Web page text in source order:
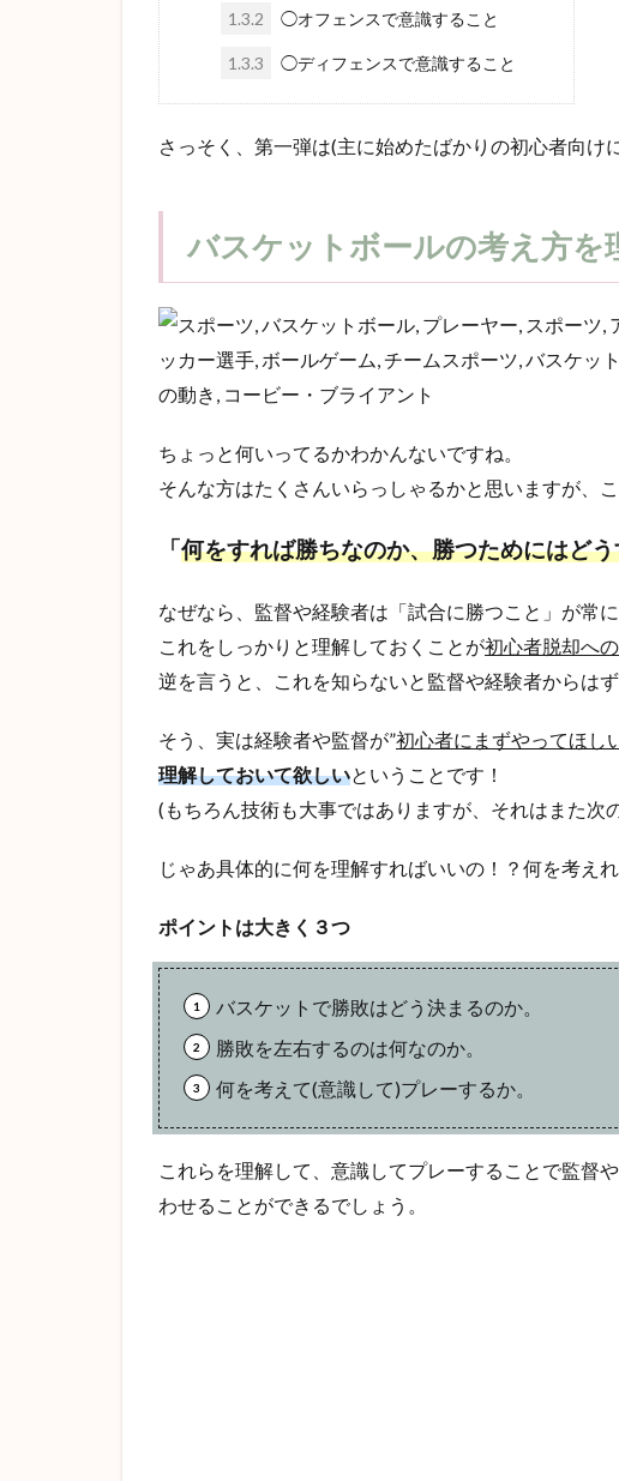
1.3.2 ◯オフェンスで意識すること
1.3.3 ◯ディフェンスで意識すること
さっそく、第一弾は(主に始めたばかりの初心者向け
バスケットボールの考え方を
ちょっと何いってるかわかんないですね。
そんな方はたくさんいらっしゃるかと思いますが、
「何をすれば勝ちなのか、勝つためにはど
なぜなら、監督や経験者は「試合に勝つこと」が常
これをしっかりと理解しておくことが初心者脱却へ
逆を言うと、これを知らないと監督や経験者からは
そう、実は経験者や監督が”初心者にまずやってほし
理解しておいて欲しいということです！
(もちろん技術も大事ではありますが、それはまた次
じゃあ具体的に何を理解すればいいの！？何を考え
ポイントは大きく３つ
バスケットで勝敗はどう決まるのか。
勝敗を左右するのは何なのか。
何を考えて(意識して)プレーするか。
これらを理解して、意識してプレーすることで監督
わせることができるでしょう。